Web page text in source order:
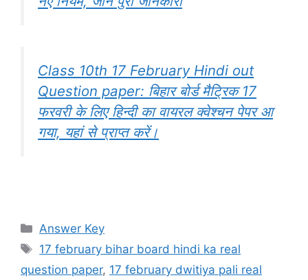
Class 10th 17 February Hindi out
Question paper: बिहार बोर्ड मैट्रिक 17
फरवरी के लिए हिन्दी का वायरल क्वेश्चन पेपर आ
गया, यहां से प्राप्त करें।
Categories
Answer Key
Tags
17 february bihar board hindi ka real
question paper, 17 february dwitiya pali real